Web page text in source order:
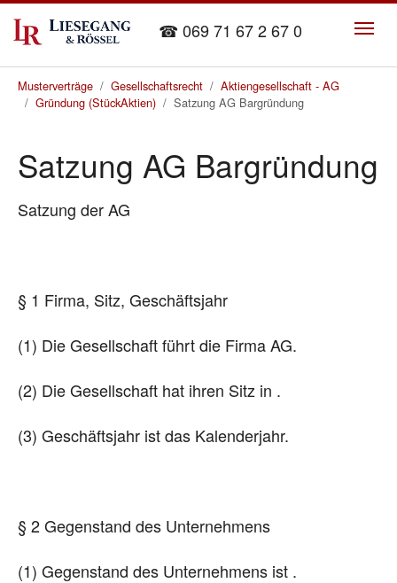
Skip to main content
☎ 069 71 67 2 67 0
You are here:
Musterverträge Gesellschaftsrecht
Aktiengesellschaft - AG
Gründung (StückAktien)
Satzung AG Bargründung
Satzung AG Bargründung
Satzung der AG
§ 1 Firma, Sitz, Geschäftsjahr
(1) Die Gesellschaft führt die Firma AG.
(2) Die Gesellschaft hat ihren Sitz in .
(3) Geschäftsjahr ist das Kalenderjahr.
§ 2 Gegenstand des Unternehmens
(1) Gegenstand des Unternehmens ist .